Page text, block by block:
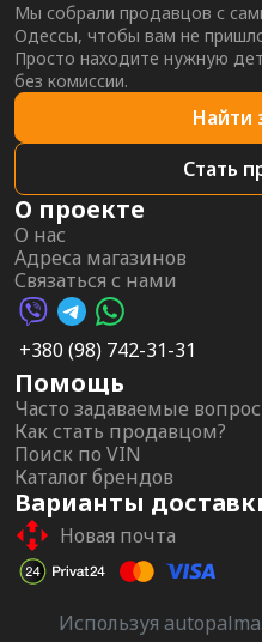
Мы собрали продавцов с
Одессы, чтобы вам не
Просто находите нужную
без комиссии.
Найти
Стать
О проекте
О нас
Адреса магазинов
Связаться с нами
Viber AutoPalma
Telegram AutoPalma
WhatsApp
+380 (98) 742-31-31
Помощь
Часто задаваемые
Как стать продавцом?
Поиск по VIN
Каталог брендов
Варианты
Новая почта
Используя